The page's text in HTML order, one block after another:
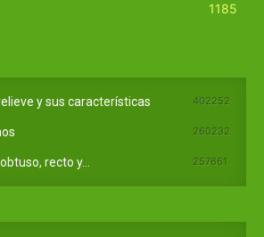
1185
y sus características 402252
260232
recto y... 257661